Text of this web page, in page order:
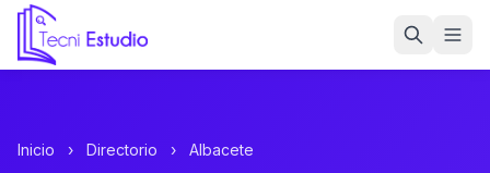
Ir a la página de inicio de Tecni Estudio
Inicio › Directorio › Albacete